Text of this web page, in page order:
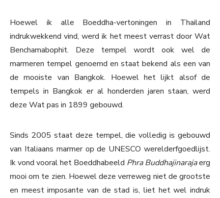
Hoewel ik alle Boeddha-vertoningen in Thailand
indrukwekkend vind, werd ik het meest verrast door Wat
Benchamabophit. Deze tempel wordt ook wel de
marmeren tempel genoemd en staat bekend als een van
de mooiste van Bangkok. Hoewel het lijkt alsof de
tempels in Bangkok er al honderden jaren staan, werd
deze Wat pas in 1899 gebouwd.
Sinds 2005 staat deze tempel, die volledig is gebouwd
van Italiaans marmer op de UNESCO werelderfgoedlijst.
Ik vond vooral het Boeddhabeeld Phra Buddhajinarajaerg
mooi om te zien. Hoewel deze verreweg niet de grootste
en meest imposante van de stad is, liet het wel indruk